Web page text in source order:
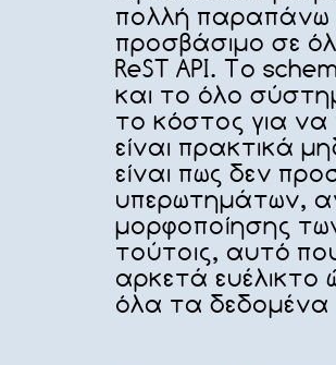
πολλή παραπάνω
προσβάσιμο σε
ReST API. Το
και το όλο
το κόστος για
είναι πρακτικά
είναι πως δεν
υπερωτημάτων,
μορφοποίησης
τούτοις, αυτό
αρκετά ευέλικτο
όλα τα δεδομένα